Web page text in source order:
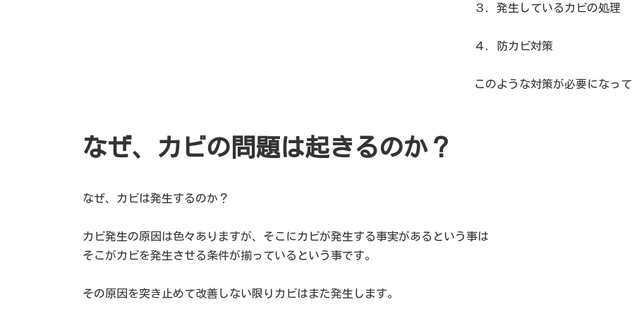
３．発生しているカビの処理
４．防カビ対策
このような対策が必要になっ
なぜ、カビの問題は起きるのか？
なぜ、カビは発生するのか？
カビ発生の原因は色々ありますが、そこにカビが発生する事実があるという事は
そこがカビを発生させる条件が揃っているという事です。
その原因を突き止めて改善しない限りカビはまた発生します。